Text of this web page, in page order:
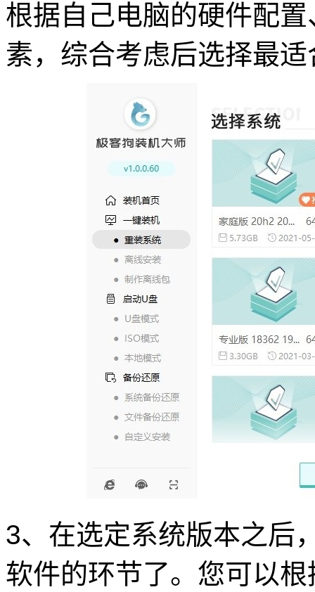
根据自己电脑的硬件配
素，综合考虑后选择最
3、在选定系统版本之后
软件的环节了。您可以